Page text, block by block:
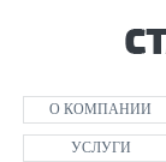
О КОМПАНИИ
УСЛУГИ